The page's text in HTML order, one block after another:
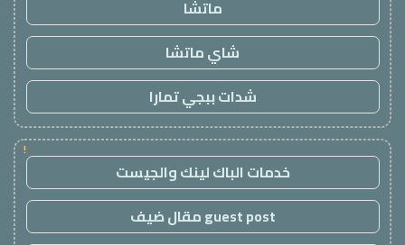
ماتشا
شاي ماتشا
شدات ببجي تمارا
!
خدمات الباك لينك والجيست
guest post مقال ضيف